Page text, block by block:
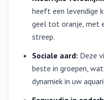
heeft een levendige
geel tot oranje, met
streep.
Sociale aard: Deze
beste in groepen,
dynamiek in uw